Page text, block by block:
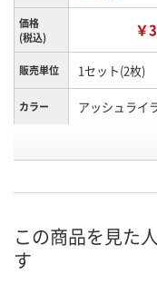
価格
(税込)
￥
販売単位 1セット(2枚)
カラー アッシュライ
この商品を見た
す